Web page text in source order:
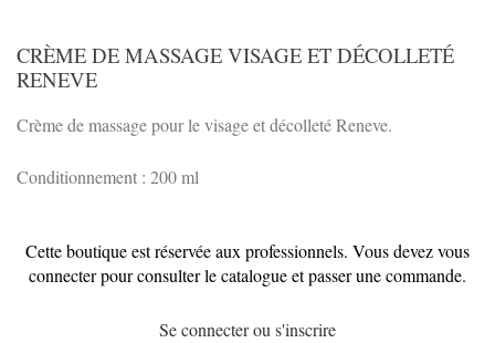
CRÈME DE MASSAGE VISAGE ET DÉCOLLETÉ
RENEVE
Crème de massage pour le visage et décolleté Reneve.
Conditionnement : 200 ml
Cette boutique est réservée aux professionnels. Vous devez vous
connecter pour consulter le catalogue et passer une commande.
Se connecter ou s'inscrire